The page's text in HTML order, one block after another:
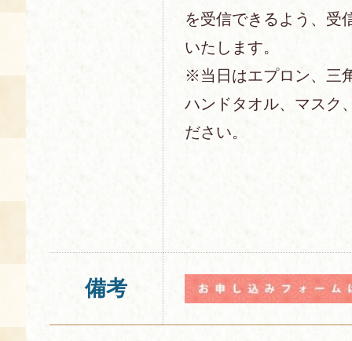
を受信できるよう、受
いたします。
※当日はエプロン、三
ハンドタオル、マスク
ださい。
備考